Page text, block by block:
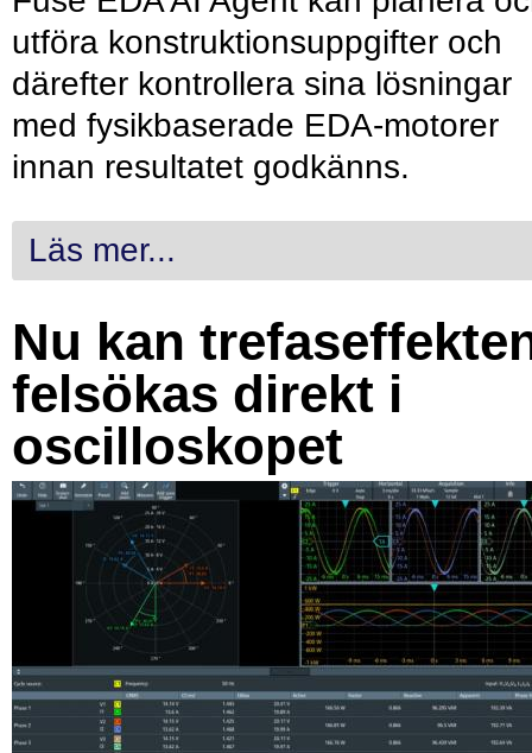
utföra konstruktionsuppgifter och
därefter kontrollera sina lösningar
med fysikbaserade EDA-motorer
innan resultatet godkänns.
Läs mer...
Nu kan
felsökas direkt i
oscilloskopet